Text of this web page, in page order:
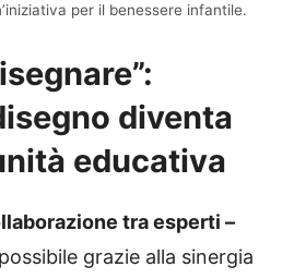
per il benessere infantile.
diventa
educativa
tra esperti –
grazie alla sinergia